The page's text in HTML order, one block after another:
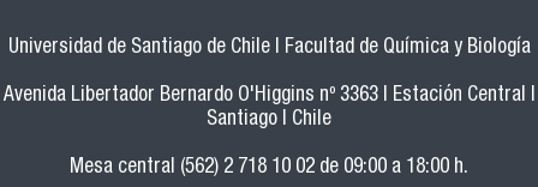
Universidad de Santiago de Chile | Facultad de Química y Biología
Avenida Libertador Bernardo O'Higgins nº 3363 | Estación Central |
Santiago | Chile
Mesa central (562) 2 718 10 02 de 09:00 a 18:00 h.